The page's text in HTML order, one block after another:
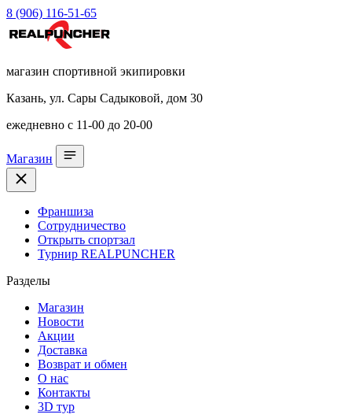
8 (906) 116-51-65
магазин спортивной экипировки
Казань, ул. Сары Садыковой, дом 30
ежедневно с 11-00 до 20-00
Магазин
Франшиза
Сотрудничество
Открыть спортзал
Турнир REALPUNCHER
Разделы
Магазин
Новости
Акции
Доставка
Возврат и обмен
О нас
Контакты
3D тур